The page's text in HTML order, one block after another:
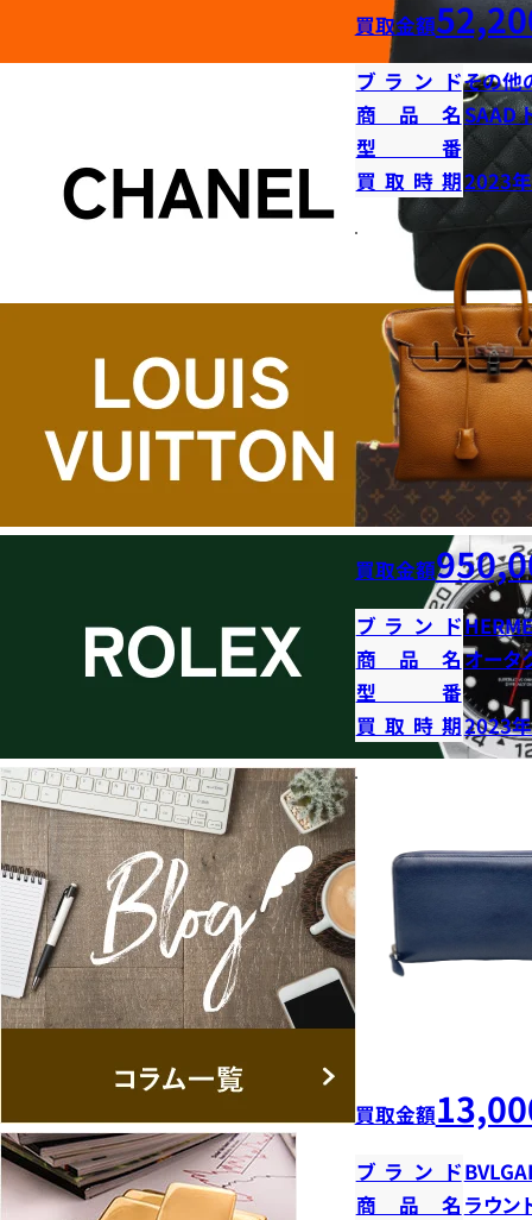
買取金額
ブランドその他
商品名 SAAD
型番
買取時期2023
買取金額
ブランド
商品名オータ
型番
買取時期2023
買取金額
ブランド
商品名 ラウン